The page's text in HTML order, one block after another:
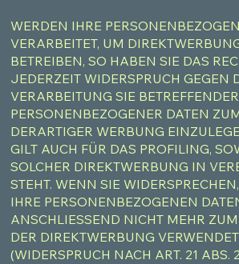
WERDEN IHRE
VERARBEITET, UM
BETREIBEN, SO HABEN SIE DAS
JEDERZEIT WIDERSPRUCH GEGEN
VERARBEITUNG SIE BETREFFENDER
PERSONENBEZOGENER DATEN
DERARTIGER WERBUNG
GILT AUCH FÜR DAS PROFILING,
SOLCHER DIREKTWERBUNG IN
STEHT. WENN SIE
IHRE PERSONENBEZOGENEN
ANSCHLIESSEND NICHT MEHR
DER DIREKTWERBUNG VERWENDET
(WIDERSPRUCH NACH ART. 21 ABS.